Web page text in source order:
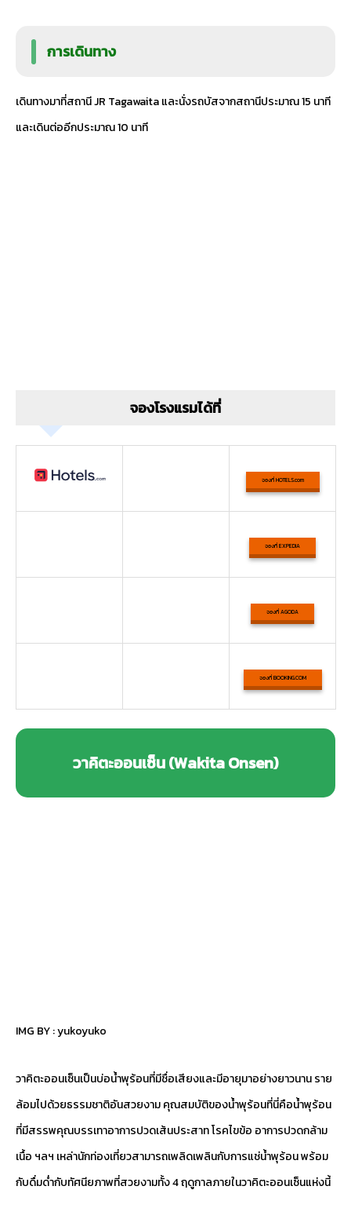
การเดินทาง
เดินทางมาที่สถานี JR Tagawaita และนั่งรถบัสจากสถานีประมาณ 15 นาที
และเดินต่ออีกประมาณ 10 นาที
จองโรงแรมได้ที่
จองที่ HOTELS.com
จองที่ EXPEDIA
จองที่ AGODA
จองที่ BOOKING.COM
วาคิตะออนเซ็น (Wakita Onsen)
IMG BY :yukoyuko
วาคิตะออนเซ็นเป็นบ่อน้ำพุร้อนที่มีชื่อเสียงและมีอายุมาอย่างยาวนาน ราย
ล้อมไปด้วยธรรมชาติอันสวยงาม คุณสมบัติของน้ำพุร้อนที่นี่คือน้ำพุร้อน
ที่มีสรรพคุณบรรเทาอาการปวดเส้นประสาท โรคไขข้อ อาการปวดกล้าม
เนื้อ ฯลฯ เหล่านักท่องเที่ยวสามารถเพลิดเพลินกับการแช่น้ำพุร้อน พร้อม
กับดื่มด่ำกับทัศนียภาพที่สวยงามทั้ง 4 ฤดูกาลภายในวาคิตะออนเซ็นแห่งนี้